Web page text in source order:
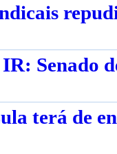
IR: Senado
terá de